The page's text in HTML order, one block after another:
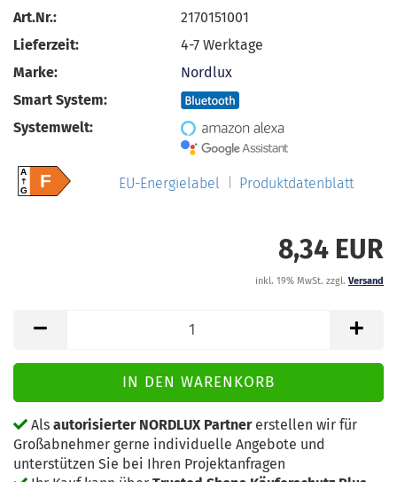
Art.Nr.:
2170151001
Lieferzeit:
4-7 Werktage
Marke:
Nordlux
Smart System:
Systemwelt:
A
GF EU-Energielabel Produktdatenblatt
8,34 EUR
inkl. 19% MwSt. zzgl. Versand
Als autorisierter NORDLUX Partnererstellen wir für
Großabnehmer gerne individuelle Angebote und
unterstützen Sie bei Ihren Projektanfragen